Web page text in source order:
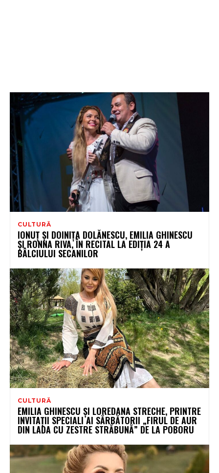
CULTURĂ
IONUȚ ȘI DOINIȚA DOLĂNESCU, EMILIA GHINESCU
ȘI RONNA RIVA, ÎN RECITAL LA EDIȚIA 24 A
BÂLCIULUI SECANILOR
CULTURĂ
EMILIA GHINESCU ȘI LOREDANA STRECHE, PRINTRE
INVITAȚII SPECIALI AI SĂRBĂTORII „FIRUL DE AUR
DIN LADA CU ZESTRE STRĂBUNĂ” DE LA POBORU